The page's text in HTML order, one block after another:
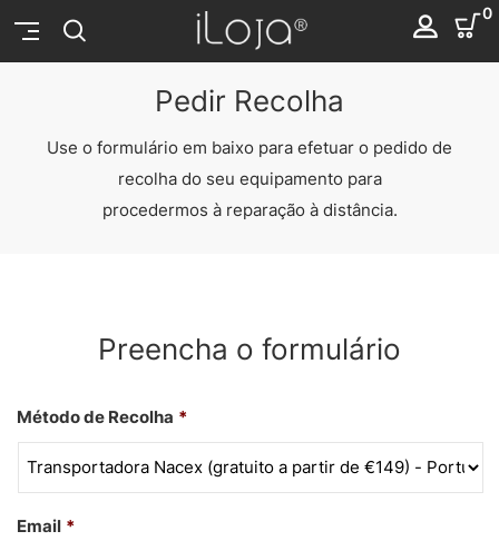
0
Pedir Recolha
Use o formulário em baixo para efetuar o pedido de
recolha do seu equipamento para
procedermos à reparação à distância.
Preencha o formulário
Método de Recolha *
Email *